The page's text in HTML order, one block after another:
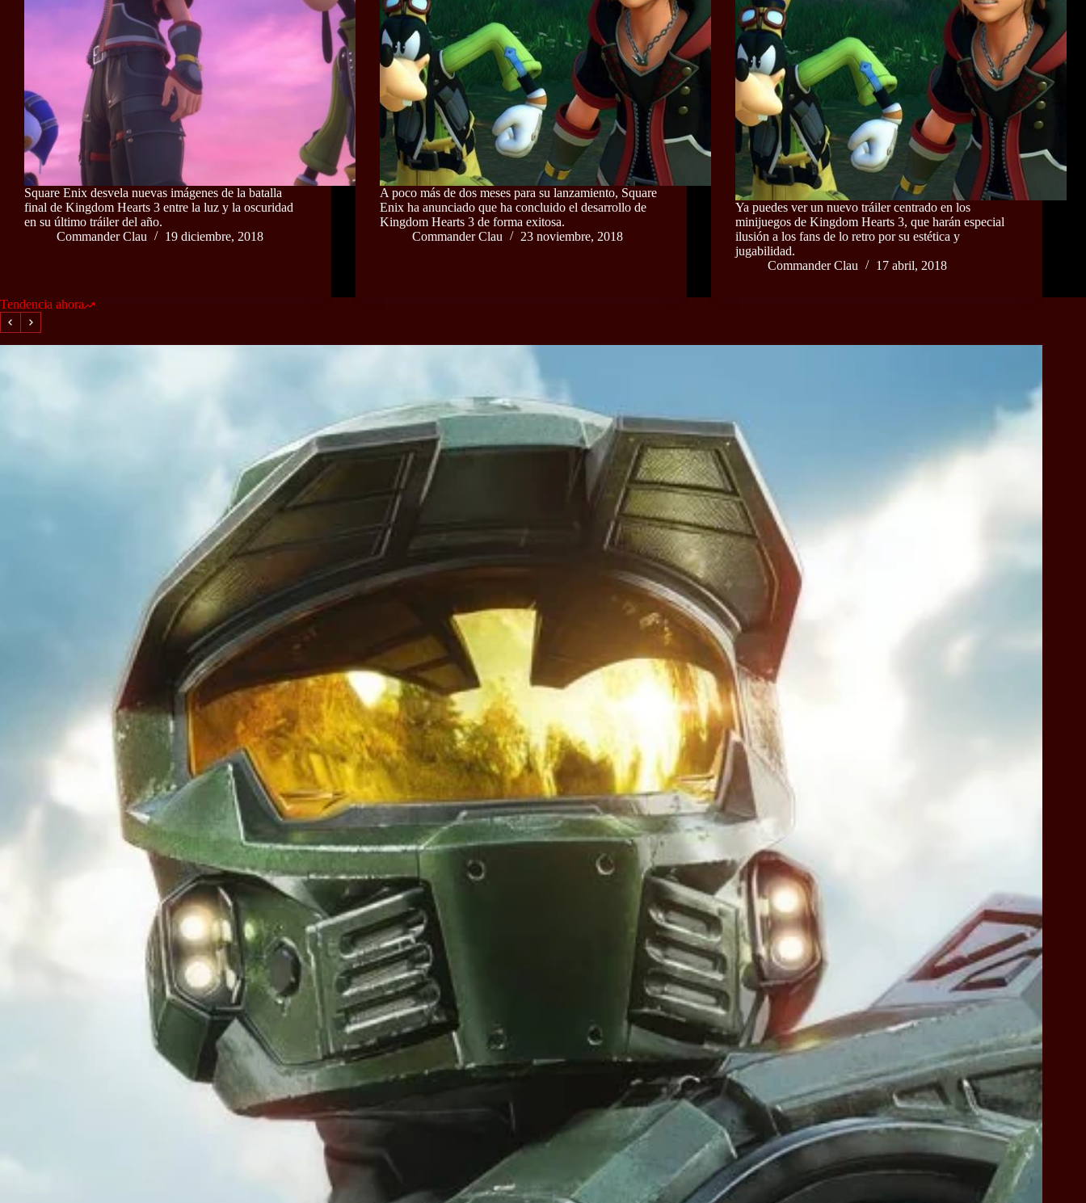
Square Enix desvela nuevas imágenes de la batalla
final de Kingdom Hearts 3 entre la luz y la oscuridad
en su último tráiler del año.
Commander Clau
19 diciembre, 2018
A poco más de dos meses para su lanzamiento, Square
Enix ha anunciado que ha concluido el desarrollo de
Kingdom Hearts 3 de forma exitosa.
Commander Clau
23 noviembre, 2018
Ya puedes ver un nuevo tráiler centrado en los
minijuegos de Kingdom Hearts 3, que harán especial
ilusión a los fans de lo retro por su estética y
jugabilidad.
Commander Clau
17 abril, 2018
Tendencia ahora